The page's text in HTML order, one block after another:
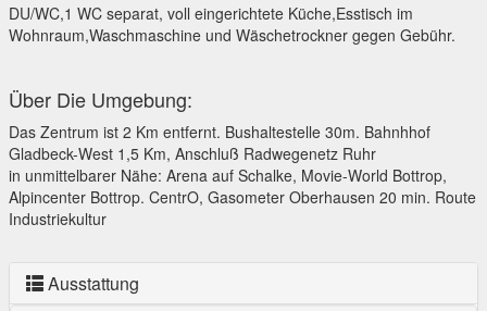
DU/WC,1 WC separat, voll eingerichtete Küche,Esstisch im
Wohnraum,Waschmaschine und Wäschetrockner gegen Gebühr.
Über Die Umgebung:
Das Zentrum ist 2 Km entfernt. Bushaltestelle 30m. Bahnhhof
Gladbeck-West 1,5 Km, Anschluß Radwegenetz Ruhr
in unmittelbarer Nähe: Arena auf Schalke, Movie-World Bottrop,
Alpincenter Bottrop. CentrO, Gasometer Oberhausen 20 min. Route
Industriekultur
Ausstattung